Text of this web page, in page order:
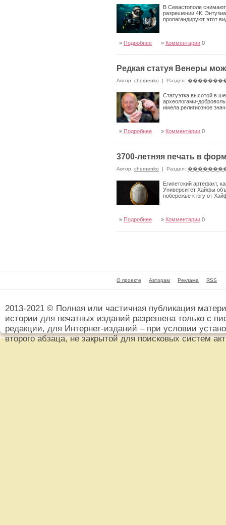
В Севастополе
разрешении 4К.
пропагандируют этот
» Подробнее » Комментарии 0
Редкая статуя Венеры
Автор: chernenko | Раздел:
Статуэтка высотой в
археологами-
имела религиозное
» Подробнее » Комментарии 0
3700-летняя печать в
Автор: chernenko | Раздел:
Египетский артефакт,
Университет Хайфы
побережье к югу от
» Подробнее » Комментарии 0
О проекте Авторам Реклама RSS
2013-2021 © Полная или частичная публикация
истории для печатных изданий разрешена только с
редакции, для Интернет-изданий – при условии
второго абзаца, не закрытой для поисковых систем